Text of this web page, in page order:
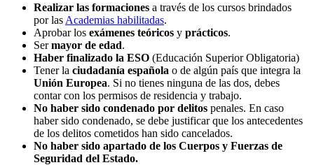
Realizar las formaciones a través de los cursos brindados
por las Academias habilitadas.
Aprobar los exámenes teóricos y prácticos.
Sermayor de edad.
Haber finalizado la ESO (Educación Superior Obligatoria)
Tener la ciudadanía española o de algún país que integra la
Unión Europea. Si no tienes ninguna de las dos, debes
contar con los permisos de residencia y trabajo.
No haber sido condenado por delitos penales. En caso
haber sido condenado, se debe justificar que los antecedentes
de los delitos cometidos han sido cancelados.
No haber sido apartado de los Cuerpos y Fuerzas de
Seguridad del Estado.